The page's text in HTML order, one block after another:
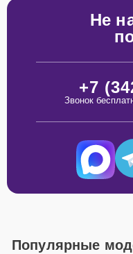
Не
+7
Звонок
Популярные